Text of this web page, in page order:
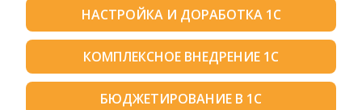
НАСТРОЙКА И ДОРАБОТКА 1С
КОМПЛЕКСНОЕ ВНЕДРЕНИЕ 1С
БЮДЖЕТИРОВАНИЕ В 1С